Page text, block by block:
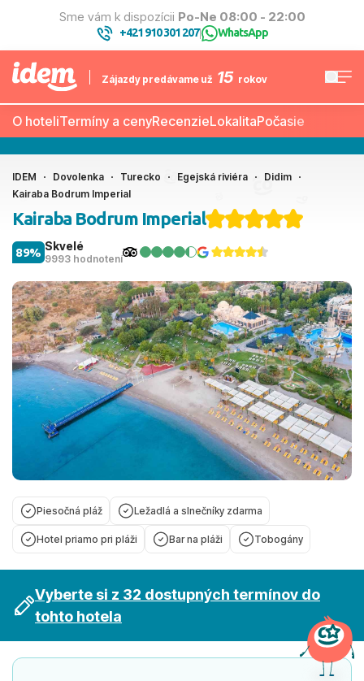
Sme vám k dispozícii Po-Ne 08:00 - 22:00
+421 910 301 207| WhatsApp
Zájazdy predávame už 15 rokov
O hoteliTermíny a cenyRecenzieLokalitaPočasie
IDEM Dovolenka Turecko Egejská riviéra
Didim
Kairaba Bodrum Imperial
Kairaba Bodrum Imperial
Skvelé
9993 hodnotení
89%
Piesočná pláž Ležadlá a slnečníky zdarma
Hotel priamo pri pláži Bar na pláži Tobogány
Vyberte si z 32 dostupných termínov do
tohto hotela